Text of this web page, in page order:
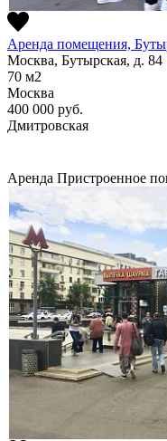
Аренда помещения,
Москва, Бутырская, д. 84
70 м2
Москва
400 000 руб.
Дмитровская
Аренда Пристроенное